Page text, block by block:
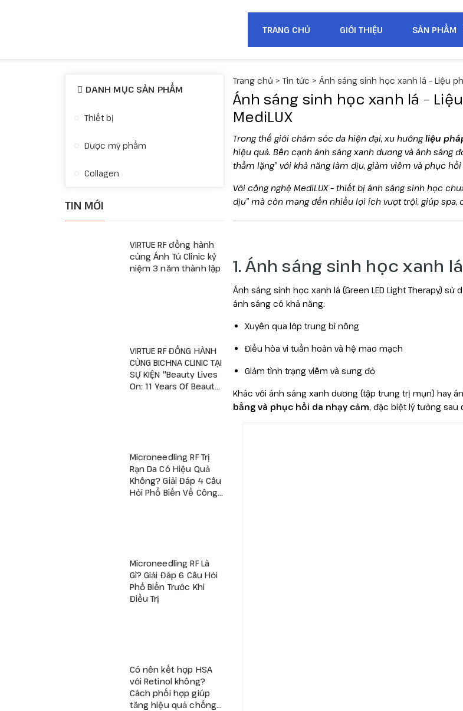
TRANG CHỦ GIỚI THIỆU SẢN PHẨM
Trang chủ > Tin tức > Ánh sáng sinh học xanh lá – Liệu
Ánh sáng sinh học xanh lá –
MediLUX
Trong thế giới chăm sóc da hiện đại, xu hướngliệu
hiệu quả. Bên cạnh ánh sáng xanh dương và ánh sáng
thầm lặng” với khả năng làm dịu, giảm viêm và phục
Với công nghệ MediLUX – thiết bị ánh sáng sinh học
dịu” mà còn mang đến nhiều lợi ích vượt trội, giúp
1. Ánh sáng sinh học xanh
Ánh sáng sinh học xanh lá (Green LED Light Therapy) sử
ánh sáng có khả năng:
Xuyên qua lớp trung bì nông
Điều hòa vi tuần hoàn và hệ mao mạch
Giảm tình trạng viêm và sưng đỏ
Khác với ánh sáng xanh dương (tập trung trị mụn) hay
bằng và phục hồi da nhạy cảm, đặc biệt lý tưởng sau
DANH MỤC SẢN PHẨM
Thiết bị
Dược mỹ phẩm
Collagen
TIN MỚI
VIRTUE RF đồng hành
cùng Ánh Tú Clinic kỷ
niệm 3 năm thành lập
VIRTUE RF ĐỒNG HÀNH
CÙNG BICHNA CLINIC TẠI
SỰ KIỆN "Beauty Lives
On: 11 Years Of Beauty
Microneedling RF Trị
Rạn Da Có Hiệu Quả
Không? Giải Đáp 4 Câu
Hỏi Phổ Biến Về Công
Microneedling RF Là
Gì? Giải Đáp 6 Câu Hỏi
Phổ Biến Trước Khi
Điều Trị
Có nên kết hợp HSA
với Retinol không?
Cách phối hợp giúp
tăng hiệu quả chống